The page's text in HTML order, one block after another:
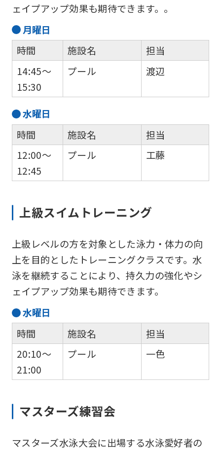
ェイプアップ効果も期待できます。。
月曜日
時間
14:45～
15:30
施設名
プール
担当
渡辺
水曜日
時間
12:00～
12:45
施設名
プール
担当
工藤
上級スイムトレーニング
上級レベルの方を対象とした泳力・体力の向
上を目的としたトレーニングクラスです。水
泳を継続することにより、持久力の強化やシ
ェイプアップ効果も期待できます。
水曜日
時間
20:10～
21:00
施設名
プール
担当
一色
マスターズ練習会
マスターズ水泳大会に出場する水泳愛好者の